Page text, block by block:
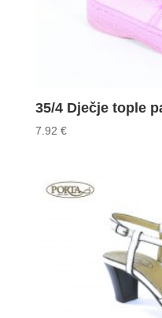
35/4 Dječje tople
7.92 €